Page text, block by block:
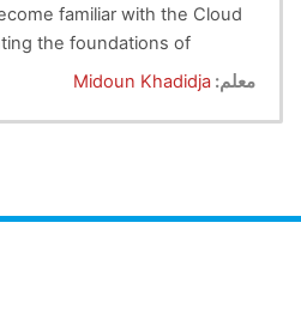
familiar with the Cloud
by presenting the foundations of
the tools to create and
معلم: Midoun Khadidja